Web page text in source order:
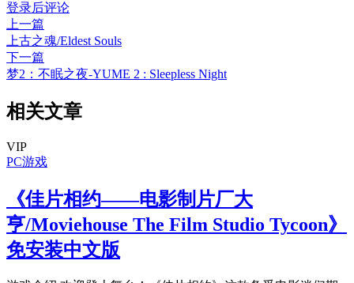
登录后评论
上一篇
上古之魂/Eldest Souls
下一篇
梦2：不眠之夜-YUME 2 : Sleepless Night
相关文章
VIP
PC游戏
《佳片相约——电影制片厂大
亨/Moviehouse The Film Studio Tycoon》
免安装中文版